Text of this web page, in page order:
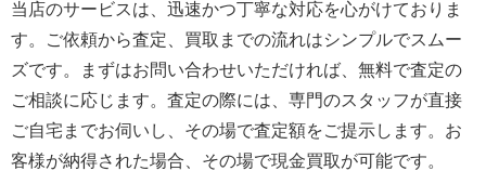
当店のサービスは、迅速かつ丁寧な対応を心がけておりま
す。ご依頼から査定、買取までの流れはシンプルでスムー
ズです。まずはお問い合わせいただければ、無料で査定の
ご相談に応じます。査定の際には、専門のスタッフが直接
ご自宅までお伺いし、その場で査定額をご提示します。お
客様が納得された場合、その場で現金買取が可能です。